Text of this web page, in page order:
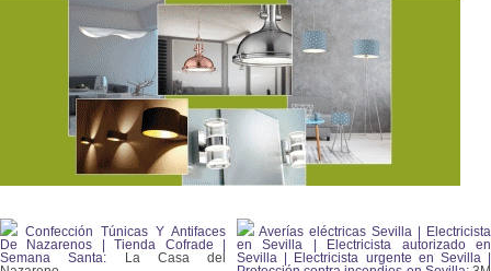
Confección Túnicas Y Antifaces
De Nazarenos | Tienda Cofrade |
Semana Santa: La Casa del
Averías eléctricas Sevilla | Electricista
en Sevilla | Electricista autorizado en
Sevilla | Electricista urgente en Sevilla |